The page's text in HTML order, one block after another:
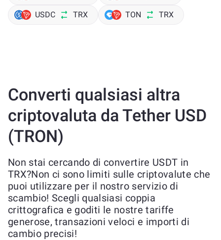
USDC TRX TON TRX
Converti qualsiasi altra
criptovaluta da Tether USD
(TRON)
Non stai cercando di convertire USDT in
TRX?Non ci sono limiti sulle criptovalute che
puoi utilizzare per il nostro servizio di
scambio! Scegli qualsiasi coppia
crittografica e goditi le nostre tariffe
generose, transazioni veloci e importi di
cambio precisi!